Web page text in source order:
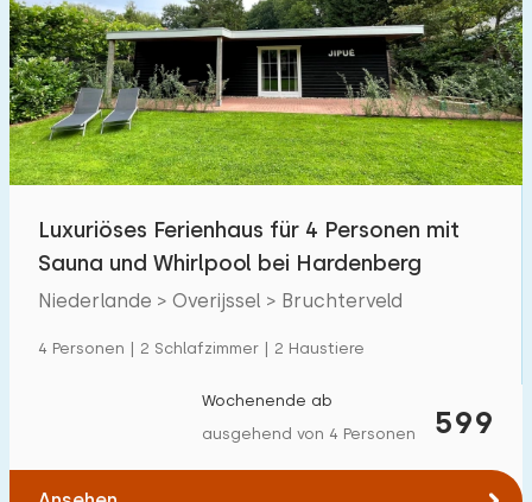
Schwimmbad 7
Eingezäunter Garten 2
Haustierfrei 5
Fahrradschuppen 1
Budget
€ 0 — € 1000+
Luxuriöses Ferienhaus für 4 Personen mit
Sauna und Whirlpool bei Hardenberg
Niederlande > Overijssel > Bruchterveld
4 Personen | 2 Schlafzimmer | 2 Haustiere
599
Wochenende ab
ausgehend von 4 Personen